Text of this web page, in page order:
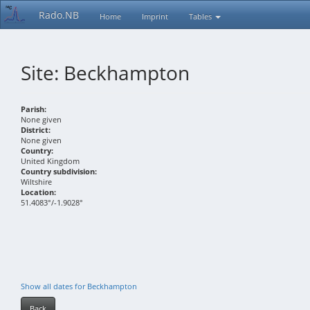
Rado.NB Home Imprint Tables
Site: Beckhampton
Parish:
None given
District:
None given
Country:
United Kingdom
Country subdivision:
Wiltshire
Location:
51.4083°/-1.9028°
Show all dates for Beckhampton
Back